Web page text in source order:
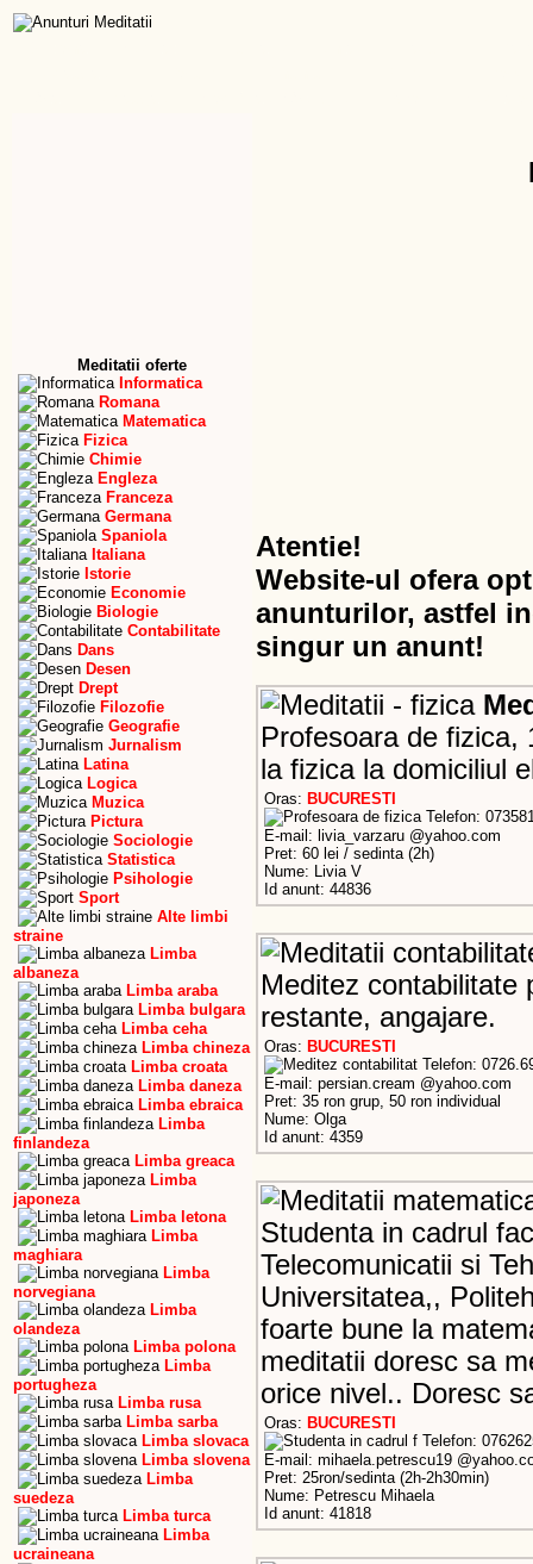
Meditatii oferte
Informatica
Romana
Matematica
Fizica
Chimie
Engleza
Franceza
Germana
Spaniola
Italiana
Istorie
Economie
Biologie
Contabilitate
Dans
Desen
Drept
Filozofie
Geografie
Jurnalism
Latina
Logica
Muzica
Pictura
Sociologie
Statistica
Psihologie
Sport
Alte limbi
straine
Limba
albaneza
Limba araba
Limba bulgara
Limba ceha
Limba chineza
Limba croata
Limba daneza
Limba ebraica
Limba
finlandeza
Limba greaca
Limba
japoneza
Limba letona
Limba
maghiara
Limba
norvegiana
Limba
olandeza
Limba polona
Limba
portugheza
Limba rusa
Limba sarba
Limba slovaca
Limba slovena
Limba
suedeza
Limba turca
Limba
ucraineana
Atentie!
Website-ul ofera
anunturilor, astfel
singur un anunt!
Profesoara de fizica,
la fizica la domiciliul
Oras: BUCURESTI
Telefon:
E-mail: livia_varzaru @yahoo.com
Pret: 60 lei / sedinta (2h)
Nume: Livia V
Id anunt: 44836
Meditez contabilitate
restante, angajare.
Oras: BUCURESTI
Telefon:
E-mail: persian.cream @yahoo.com
Pret: 35 ron grup, 50 ron individual
Nume: Olga
Id anunt: 4359
Studenta in cadrul
Telecomunicatii si
Universitatea,,
foarte bune la
meditatii doresc sa
orice nivel.. Doresc
Oras: BUCURESTI
Telefon:
E-mail: mihaela.petrescu19
Pret: 25ron/sedinta (2h-2h30min)
Nume: Petrescu Mihaela
Id anunt: 41818